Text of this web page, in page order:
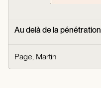
Au delà de la pénétration
Page, Martin